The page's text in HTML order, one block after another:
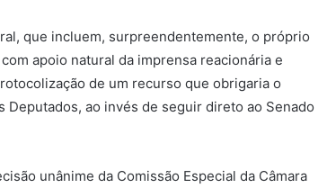
que incluem, surpreendentemente, o próprio
apoio natural da imprensa reacionária e
de um recurso que obrigaria o
Deputados, ao invés de seguir direto ao Senado
unânime da Comissão Especial da Câmara